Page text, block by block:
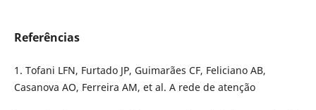
Referências
1. Tofani LFN, Furtado JP, Guimarães CF, Feliciano AB,
Casanova AO, Ferreira AM, et al. A rede de atenção